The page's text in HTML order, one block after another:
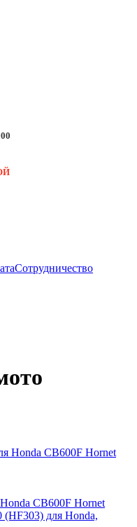
Сотрудничество
CB600F Hornet